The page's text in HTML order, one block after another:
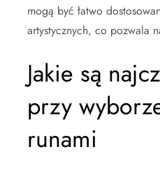
mogą być łatwo
artystycznych, co pozwala
Jakie są
przy
runami